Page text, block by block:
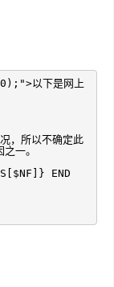
以下是网上
，所以不确定此
一。
END